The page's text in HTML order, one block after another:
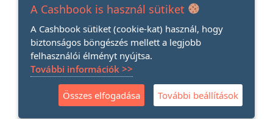
A Cashbook is használ sütiket
A Cashbook sütiket (cookie-kat) használ, hogy
biztonságos böngészés mellett a legjobb
felhasználói élményt nyújtsa.
További információk >>
Összes elfogadása További beállítások